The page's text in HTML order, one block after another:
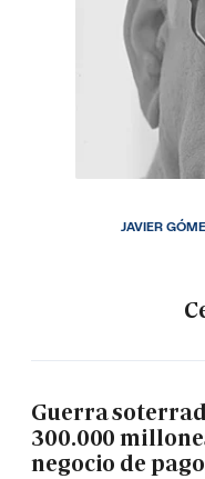
JAVIER
Guerra
300.000
negocio de